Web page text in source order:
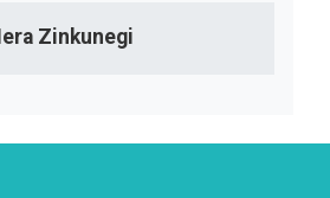
Iera Zinkunegi